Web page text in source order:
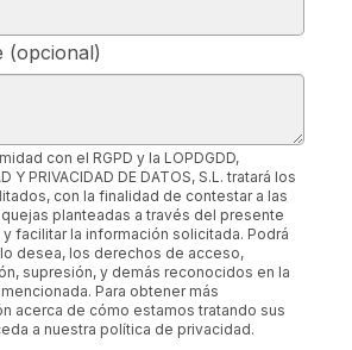
(opcional)
con el RGPD y la LOPDGDD,
Y PRIVACIDAD DE DATOS, S.L. tratará los
con la finalidad de contestar a las
planteadas a través del presente
facilitar la información solicitada. Podrá
desea, los derechos de acceso,
supresión, y demás reconocidos en la
Para obtener más
acerca de cómo estamos tratando sus
a nuestra política de privacidad.